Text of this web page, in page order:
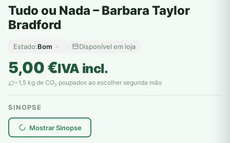
Tudo ou Nada – Barbara Taylor
Bradford
Estado:Bom Disponível em loja
5,00€IVA incl.
~1,5 kg de CO2 poupados ao escolher segunda mão
SINOPSE
Mostrar Sinopse
plantar árvores reais